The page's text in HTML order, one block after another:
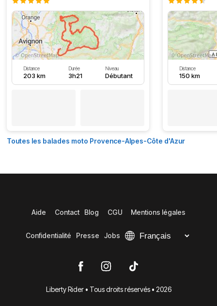
Distance
203 km
Durée
3h21
Niveau
Débutant
Distance
150 km
Toutes les balades moto Provence-Alpes-Côte d'Azur
Aide Contact Blog CGU Mentions légales
Confidentialité Presse Jobs
Liberty Rider • Tous droits réservés • 2026